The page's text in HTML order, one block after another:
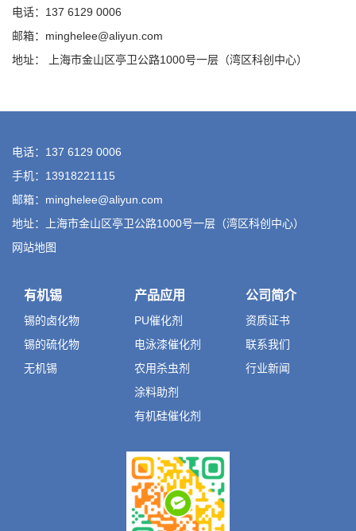
电话：137 6129 0006
邮箱：minghelee@aliyun.com
地址： 上海市金山区亭卫公路1000号一层（湾区科创中心）
电话：137 6129 0006
手机：13918221115
邮箱：minghelee@aliyun.com
地址：上海市金山区亭卫公路1000号一层（湾区科创中心）
网站地图
有机锡
锡的卤化物
锡的硫化物
无机锡
产品应用
PU催化剂
电泳漆催化剂
农用杀虫剂
涂料助剂
有机硅催化剂
公司简介
资质证书
联系我们
行业新闻